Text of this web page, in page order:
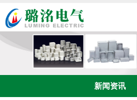
新闻资讯